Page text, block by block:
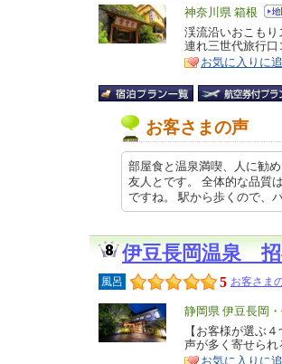
エ
リ
ア
神奈川県 箱根
特
徴
渓流沿いおこも
連れ三世代旅行口
お気に入りに
お客さまの声
部屋食と温泉満喫、人に勧
友人とです。 全体的な品質
ですね。 駅から歩くので
伊豆長岡温泉
風呂 5 お客さま
エ
リ
ア
静岡県 伊豆長岡
特
徴
【お客様が選ぶ
声が多く寄せられ
お気に入りに